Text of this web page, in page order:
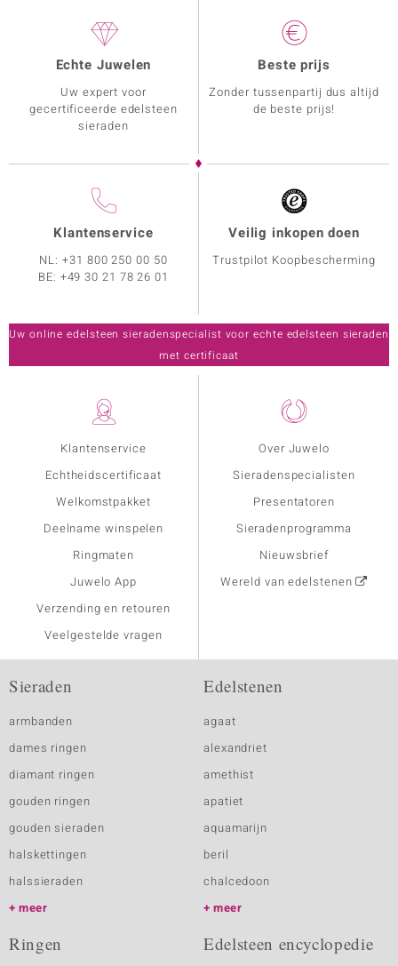
Klantenservice
Echtheidscertificaat
Welkomstpakket
Deelname winspelen
Ringmaten
Juwelo App
Verzending en retouren
Veelgestelde vragen
Over Juwelo
Sieradenspecialisten
Presentatoren
Sieradenprogramma
Nieuwsbrief
Wereld van edelstenen
Echte Juwelen
Uw expert voor
gecertificeerde edelsteen
sieraden
Beste prijs
Zonder tussenpartij dus altijd
de beste prijs!
Klantenservice
NL:+31 800 250 00 50
BE: +49 30 21 78 26 01
Veilig inkopen doen
Trustpilot Koopbescherming
Uw online edelsteen sieradenspecialist voor echte edelsteen sieraden
met certificaat
Sieraden
armbanden
dames ringen
diamant ringen
gouden ringen
gouden sieraden
halskettingen
halssieraden
meer
Edelstenen
agaat
alexandriet
amethist
apatiet
aquamarijn
beril
chalcedoon
meer
Ringen Edelsteen encyclopedie